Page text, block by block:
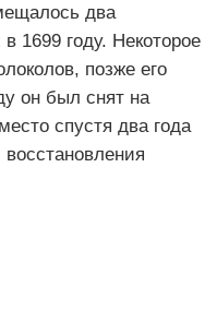
два
1699 году. Некоторое
позже его
он был снят на
спустя два года